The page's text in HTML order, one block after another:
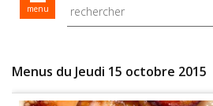
menu
Mes recettes de saison
Menus du Jeudi 15 octobre 2015